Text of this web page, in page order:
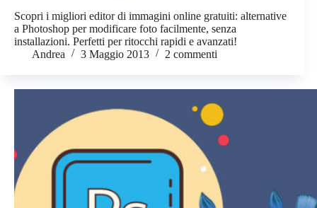
Scopri i migliori editor di immagini online gratuiti: alternative
a Photoshop per modificare foto facilmente, senza
installazioni. Perfetti per ritocchi rapidi e avanzati!
Andrea
3 Maggio 2013 2 commenti